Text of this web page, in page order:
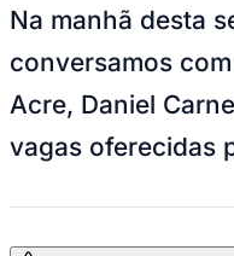
Na manhã desta
conversamos
Acre, Daniel
vagas oferecidas